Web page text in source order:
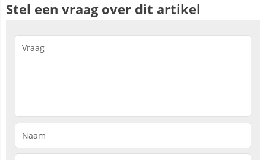
Stel een vraag over dit artikel